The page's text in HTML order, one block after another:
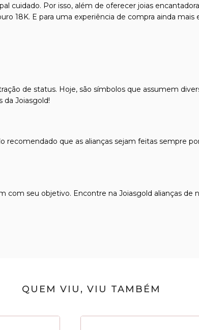
cuidado. Por isso, além de oferecer joias
18K. E para uma experiência de compra ainda mais
de status. Hoje, são símbolos que assumem
da Joiasgold!
que as alianças sejam feitas sempre
com seu objetivo. Encontre na Joiasgold alianças de
QUEM VIU, VIU TAMBÉM